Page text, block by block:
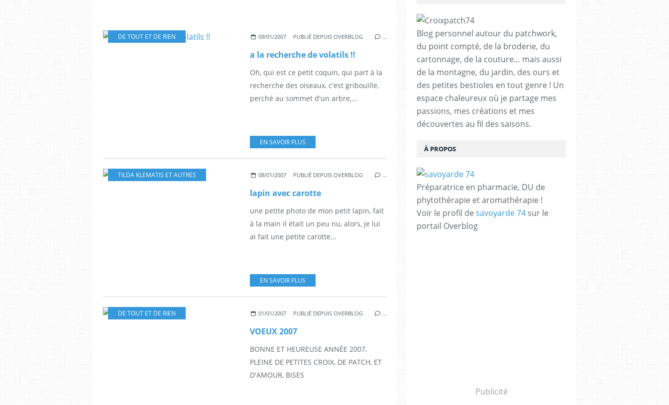
DE TOUT ET DE RIEN 09/01/2007 PUBLIÉ DEPUIS OVERBLOG …
a la recherche de volatils !!
Oh, qui est ce petit coquin, qui part à la
recherche des oiseaux, c'est gribouille,
perché au sommet d'un arbre,...
EN SAVOIR PLUS
TILDA KLEMATIS ET AUTRES 08/01/2007 PUBLIÉ DEPUIS OVERBLOG …
lapin avec carotte
une petite photo de mon petit lapin, fait
à la main il était un peu nu, alors, je lui
ai fait une petite carotte...
EN SAVOIR PLUS
DE TOUT ET DE RIEN 01/01/2007 PUBLIÉ DEPUIS OVERBLOG …
VOEUX 2007
BONNE ET HEUREUSE ANNÉE 2007,
PLEINE DE PETITES CROIX, DE PATCH, ET
D'AMOUR, BISES
Blog personnel autour du patchwork,
du point compté, de la broderie, du
cartonnage, de la couture… mais aussi
de la montagne, du jardin, des ours et
des petites bestioles en tout genre ! Un
espace chaleureux où je partage mes
passions, mes créations et mes
découvertes au fil des saisons.
À PROPOS
Préparatrice en pharmacie, DU de
phytothérapie et aromathérapie !
Voir le profil de savoyarde 74 sur le
portail Overblog
Publicité